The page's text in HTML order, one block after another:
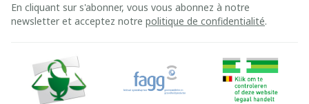
En cliquant sur s'abonner, vous vous abonnez à notre
newsletter et acceptez notre politique de confidentialité.